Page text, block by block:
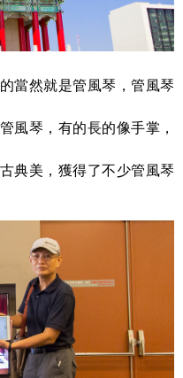
當然就是管風琴，管風琴
風琴，有的長的像手掌，
典美，獲得了不少管風琴